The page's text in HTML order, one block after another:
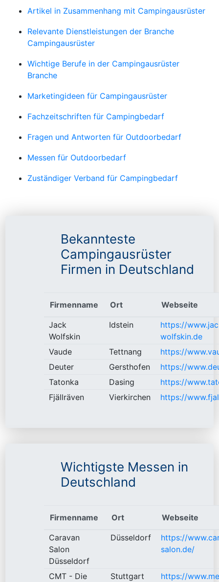
Artikel in Zusammenhang mit Campingausrüster
Relevante Dienstleistungen der Branche
Campingausrüster
Wichtige Berufe in der Campingausrüster
Branche
Marketingideen für Campingausrüster
Fachzeitschriften für Campingbedarf
Fragen und Antworten für Outdoorbedarf
Messen für Outdoorbedarf
Zuständiger Verband für Campingbedarf
Bekannteste
Campingausrüster
Firmen in Deutschland
Firmenname Ort Webseite
Jack
Wolfskin
Idstein
https://
wolfskin.de
Vaude
Tettnang
https://
Deuter
Gersthofen
https://
Tatonka
Dasing
https://
Fjällräven
Vierkirchen https://
Wichtigste Messen in
Deutschland
Firmenname Ort Webseite
Caravan
Salon
Düsseldorf
Düsseldorf
https://
salon.de/
CMT - Die
Stuttgart
https://